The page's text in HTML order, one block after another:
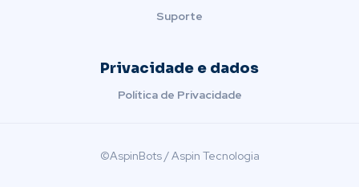
Suporte
Privacidade e dados
Política de Privacidade
©AspinBots / Aspin Tecnologia